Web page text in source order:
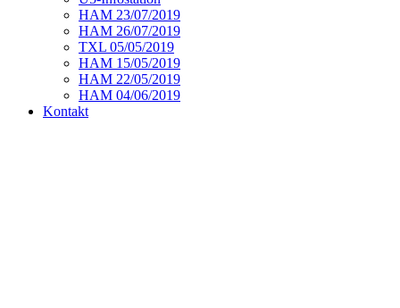
HAM 23/07/2019
HAM 26/07/2019
TXL 05/05/2019
HAM 15/05/2019
HAM 22/05/2019
HAM 04/06/2019
Kontakt